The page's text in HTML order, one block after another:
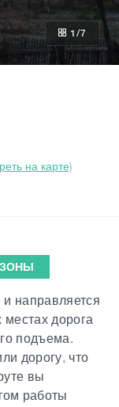
на карте)
1 /7
направляется
местах дорога
подъема.
дорогу, что
вы
работы